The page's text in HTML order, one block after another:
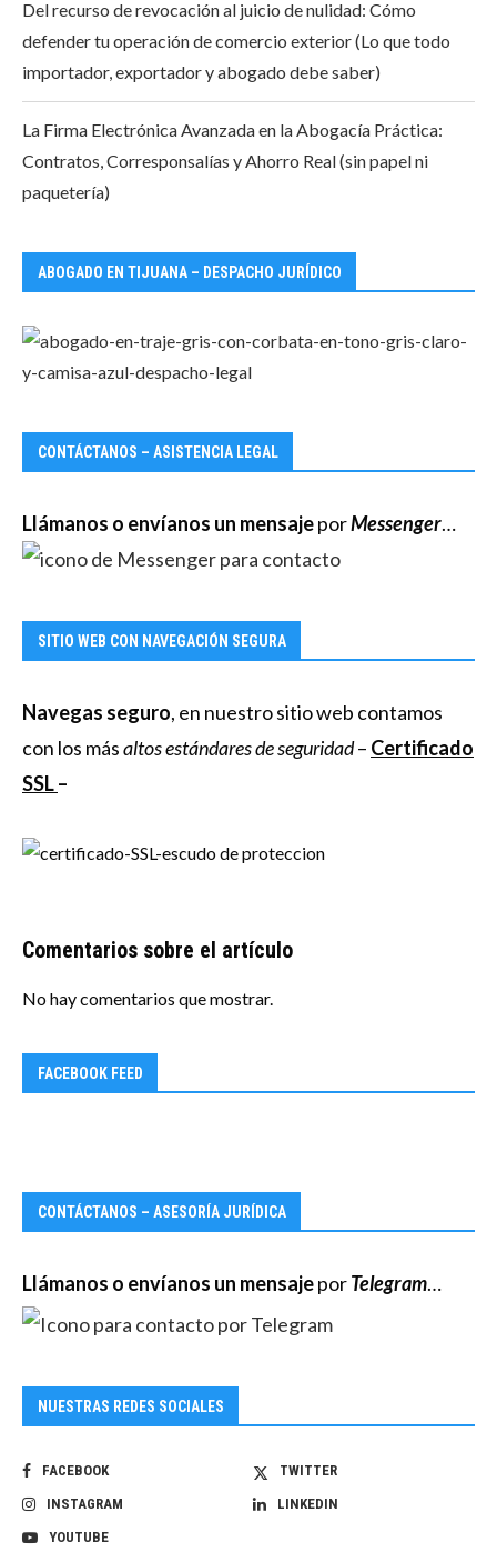
Del recurso de revocación al juicio de nulidad: Cómo
defender tu operación de comercio exterior (Lo que todo
importador, exportador y abogado debe saber)
La Firma Electrónica Avanzada en la Abogacía Práctica:
Contratos, Corresponsalías y Ahorro Real (sin papel ni
paquetería)
ABOGADO EN TIJUANA – DESPACHO JURÍDICO
CONTÁCTANOS – ASISTENCIA LEGAL
Llámanos o envíanos un mensajeporMessenger…
SITIO WEB CON NAVEGACIÓN SEGURA
Navegas seguro, en nuestro sitio web contamos
con los másaltos estándares de seguridad– Certificado
SSL–
Comentarios sobre el artículo
No hay comentarios que mostrar.
FACEBOOK FEED
CONTÁCTANOS – ASESORÍA JURÍDICA
Llámanos o envíanos un mensajeporTelegram…
NUESTRAS REDES SOCIALES
FACEBOOK
TWITTER
INSTAGRAM
LINKEDIN
YOUTUBE